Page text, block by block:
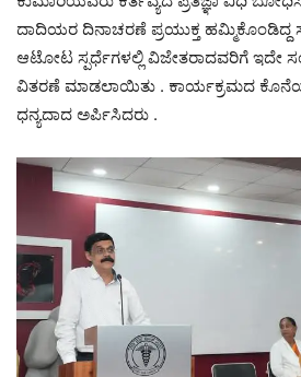
ದಾದಿಯರ ದಿನಾಚರಣೆ ಪ್ರಯುಕ್ತ ಹಮ್ಮಿಕೊಂಡಿದ್ದ
ಆಟೋಟ ಸ್ಪರ್ಧೆಗಳಲ್ಲಿ ವಿಜೇತರಾದವರಿಗೆ ಇದೇ
ವಿತರಣೆ ಮಾಡಲಾಯಿತು . ಕಾರ್ಯಕ್ರಮದ
ಧನ್ಯದಾದ ಅರ್ಪಿಸಿದರು .